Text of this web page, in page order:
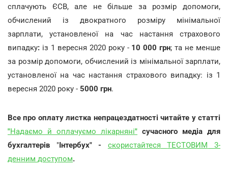
сплачують ЄСВ, але не більше за розмір допомоги,
обчислений із двократного розміру мінімальної
зарплати, установленої на час настання страхового
випадку: із 1 вересня 2020 року - 10 000 грн; та не менше
за розмір допомоги, обчислений із мінімальної зарплати,
установленої на час настання страхового випадку: із 1
вересня 2020 року - 5000 грн.
Все про оплату листка непрацездатності читайте у статті
"Надаємо й оплачуємо лікарняні" сучасного медіа для
бухгалтерів "Інтербух" - скористайтеся ТЕСТОВИМ
3-
денним доступом.